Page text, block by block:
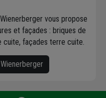
vous propose
et façades : briques de
façades terre cuite.